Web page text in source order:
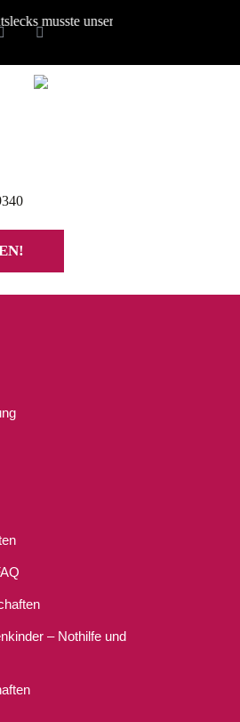
musste unsere Website auf den
– Nothilfe und